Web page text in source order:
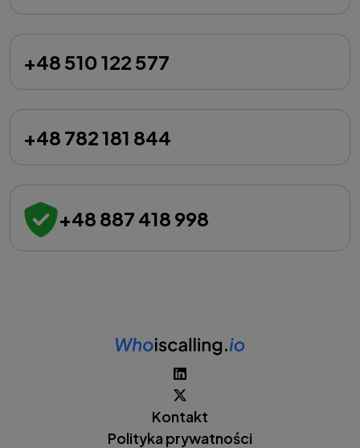
+48 510 122 577
+48 782 181 844
+48 887 418 998
Kontakt
Polityka prywatności